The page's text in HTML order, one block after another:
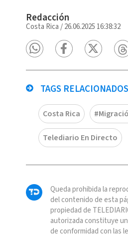
Redacción
Costa Rica /26.06.2025 16:38:32
TAGS
Costa Rica
Telediario En Directo
Queda prohibida la
del contenido de esta
propiedad de
autorizada constituye
de conformidad con las